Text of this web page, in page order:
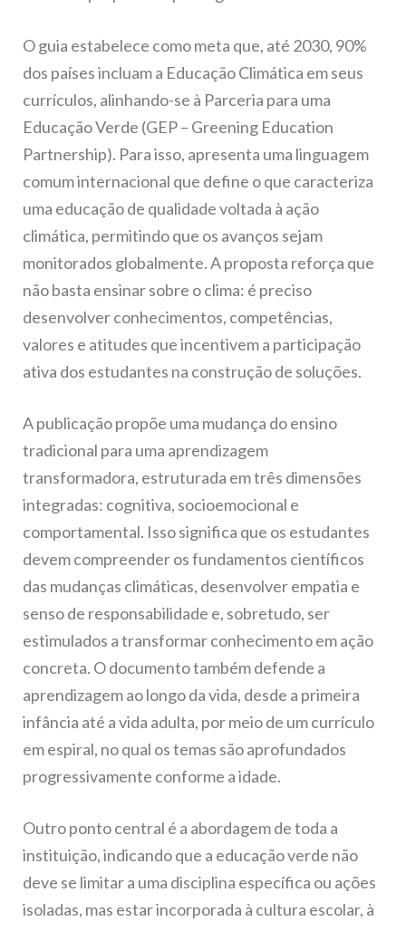
O guia estabelece como meta que, até 2030, 90%
dos países incluam a Educação Climática em seus
currículos, alinhando-se à Parceria para uma
Educação Verde (GEP – Greening Education
Partnership). Para isso, apresenta uma linguagem
comum internacional que define o que caracteriza
uma educação de qualidade voltada à ação
climática, permitindo que os avanços sejam
monitorados globalmente. A proposta reforça que
não basta ensinar sobre o clima: é preciso
desenvolver conhecimentos, competências,
valores e atitudes que incentivem a participação
ativa dos estudantes na construção de soluções.
A publicação propõe uma mudança do ensino
tradicional para uma aprendizagem
transformadora, estruturada em três dimensões
integradas: cognitiva, socioemocional e
comportamental. Isso significa que os estudantes
devem compreender os fundamentos científicos
das mudanças climáticas, desenvolver empatia e
senso de responsabilidade e, sobretudo, ser
estimulados a transformar conhecimento em ação
concreta. O documento também defende a
aprendizagem ao longo da vida, desde a primeira
infância até a vida adulta, por meio de um currículo
em espiral, no qual os temas são aprofundados
progressivamente conforme a idade.
Outro ponto central é a abordagem de toda a
instituição, indicando que a educação verde não
deve se limitar a uma disciplina específica ou ações
isoladas, mas estar incorporada à cultura escolar, à